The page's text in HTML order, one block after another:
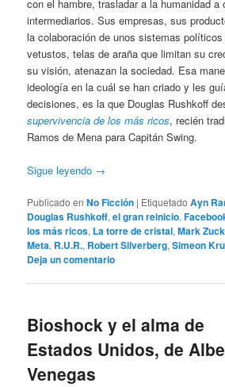
con el hambre, trasladar a la humanidad
intermediarios. Sus empresas, sus
la colaboración de unos sistemas
vetustos, telas de araña que limitan su
su visión, atenazan la sociedad. Esa
ideología en la cuál se han criado y les
decisiones, es la que Douglas Rushkoff
supervivencia de los más ricos, recién
Ramos de Mena para Capitán Swing.
Sigue leyendo →
Publicado en No Ficción | Etiquetado Ayn
Douglas Rushkoff,el gran reinicio,
los más ricos, La torre de cristal,Mark
Meta, R.U.R., Robert Silverberg,Simeon
Deja un comentario
Bioshock y el alma de
Estados Unidos, de
Venegas